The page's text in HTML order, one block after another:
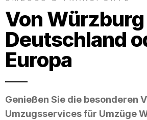
Von
Deutschland
Europa
Genießen Sie die besonderen
Umzugsservices für Umzüge